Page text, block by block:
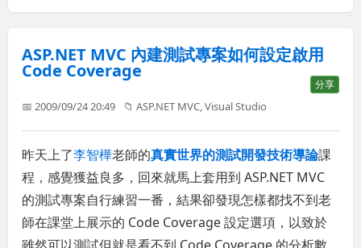
ASP.NET MVC 內建測試專案如何設定啟用
Code Coverage
分享
📅 2009/09/24 20:49 📁ASP.NET MVC,Visual Studio
昨天上了李智樺老師的真實世界的測試開發技術導論課
程，感覺獲益良多，回來就馬上套用到 ASP.NET MVC
的測試專案自行練習一番，結果卻發現怎樣都找不到老
師在課堂上展示的 Code Coverage 設定選項，以致於